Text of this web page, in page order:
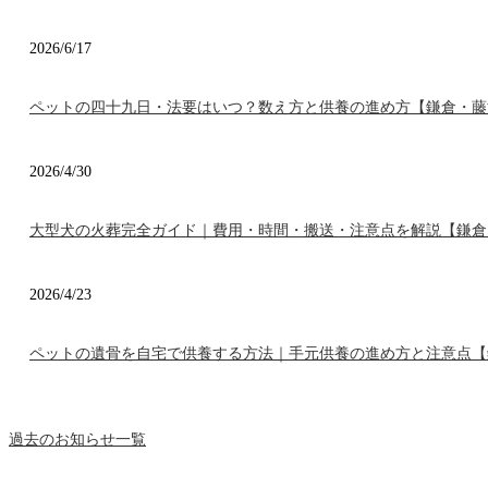
2026/6/17
ペットの四十九日・法要はいつ？数え方と供養の進め方【鎌倉・藤
2026/4/30
大型犬の火葬完全ガイド｜費用・時間・搬送・注意点を解説【鎌倉
2026/4/23
ペットの遺骨を自宅で供養する方法｜手元供養の進め方と注意点【
過去のお知らせ一覧